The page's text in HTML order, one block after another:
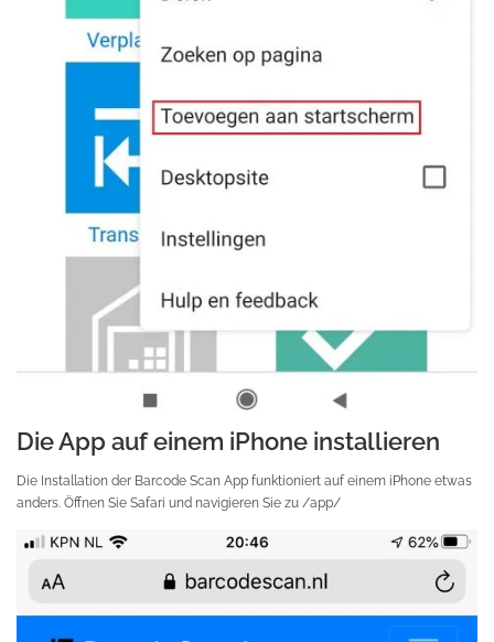
Die App auf einem iPhone installieren
Die Installation der Barcode Scan App funktioniert auf einem iPhone etwas
anders. Öffnen Sie Safari und navigieren Sie zu /app/